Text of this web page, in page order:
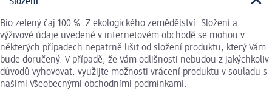
Bio zelený čaj 100 %. Z ekologického zemědělství. Složení a
výživové údaje uvedené v internetovém obchodě se mohou v
některých případech nepatrně lišit od složení produktu, který Vám
bude doručený. V případě, že Vám odlišnosti nebudou z jakýchkoliv
důvodů vyhovovat, využijte možnosti vrácení produktu v souladu s
našimi Všeobecnými obchodními podmínkami.